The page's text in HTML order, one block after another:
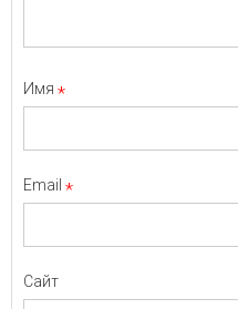
Имя *
Email *
Сайт